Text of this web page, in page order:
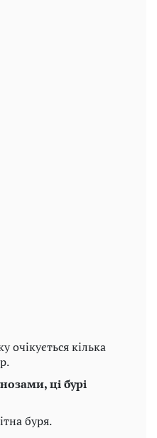
очікується кілька
ці бурі
буря.